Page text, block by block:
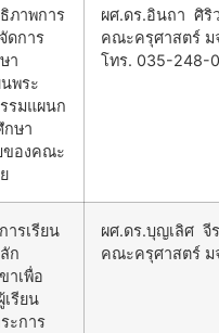
ภาพการ
ดการ
า
นพระ
รมแผนก
ษา
ของคณะ
ผศ.ดร.อินถา ศิริ
คณะครุศาสตร์ ม
โทร. 035-248-
ารเรียน
ก
าเพื่อ
รียน
ะการ
ผศ.ดร.บุญเลิศ จี
คณะครุศาสตร์ ม